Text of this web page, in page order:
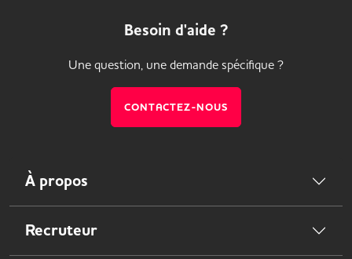
Besoin d'aide ?
Une question, une demande spécifique ?
CONTACTEZ-NOUS
À propos
Recruteur